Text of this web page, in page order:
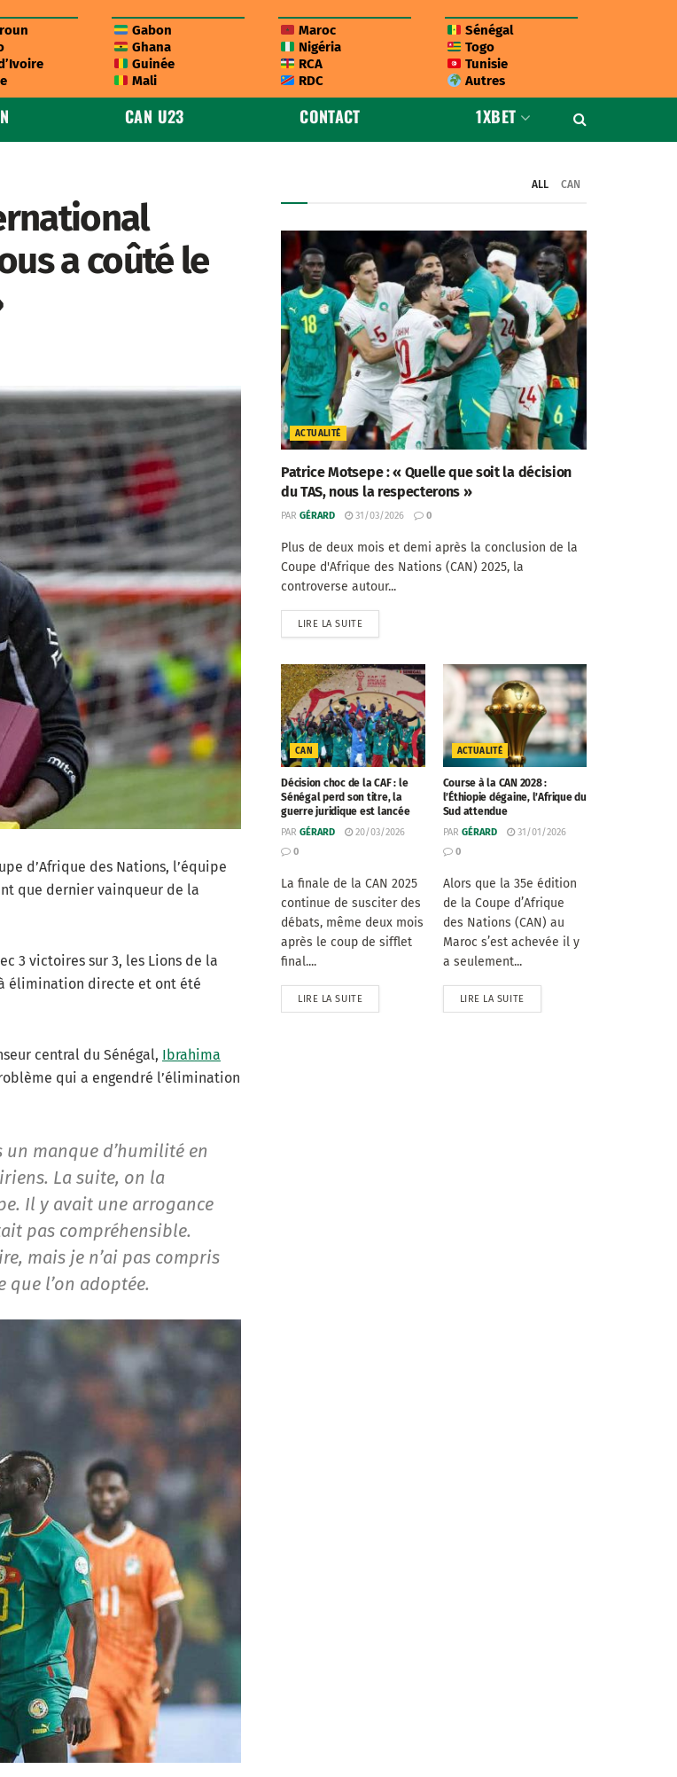
Gabon
Ghana
Guinée
Mali
Maroc
Nigéria
RCA
RDC
Sénégal
Togo
Tunisie
Autres
CAN U23 CONTACT 1XBET
a coûté le
d’Afrique des Nations, l’équipe
que dernier vainqueur de la
3 victoires sur 3, les Lions de la
élimination directe et ont été
central du Sénégal, Ibrahima
qui a engendré l’élimination
manque d’humilité en
La suite, on la
Il y avait une arrogance
pas compréhensible.
mais je n’ai pas compris
l’on adoptée.
ALL CAN
ACTUALITÉ
Patrice Motsepe : « Quelle que soit la décision
du TAS, nous la respecterons »
PAR GÉRARD 31/03/2026 0
Plus de deux mois et demi après la conclusion de la
Coupe d'Afrique des Nations (CAN) 2025, la
controverse autour...
LIRE LA SUITE
CAN
Décision choc de la CAF : le
Sénégal perd son titre, la
guerre juridique est lancée
PAR GÉRARD
20/03/2026
0
La finale de la CAN 2025
continue de susciter des
débats, même deux mois
après le coup de sifflet
final....
LIRE LA SUITE
ACTUALITÉ
Course à la CAN 2028 :
l’Éthiopie dégaine, l’Afrique du
Sud attendue
PAR GÉRARD
31/01/2026
0
Alors que la 35e édition
de la Coupe d’Afrique
des Nations (CAN) au
Maroc s’est achevée il y
a seulement...
LIRE LA SUITE